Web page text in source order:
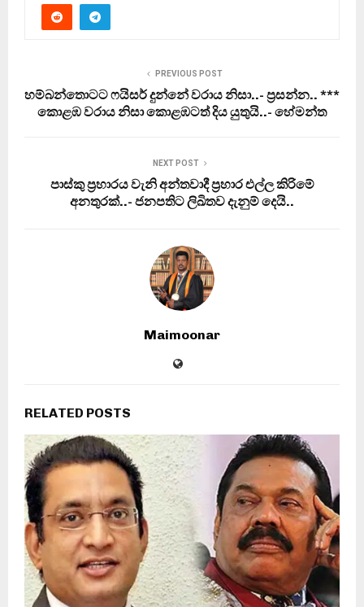
PREVIOUS POST
හම්බන්තොටට ෆයිසර් දුන්නේ වරාය නිසා..- ප‍්‍රසන්න.. ***
කොළඹ වරාය නිසා කොළඹටත් දිය යුතුයි..- හේමන්ත
NEXT POST
පාස්කු ප‍්‍රහාරය වැනි අන්තවාදී ප‍්‍රහාර එල්ල කිරිමේ
අනතුරක්..- ජනපතිට ලිඛිතව දැනුම් දෙයි..
Maimoonar
RELATED POSTS